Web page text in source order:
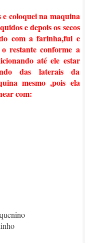
e coloquei na maquina
e depois os secos
com a farinha,fui e
restante conforme a
até ele estar
das laterais da
mesmo ,pois ela
com: